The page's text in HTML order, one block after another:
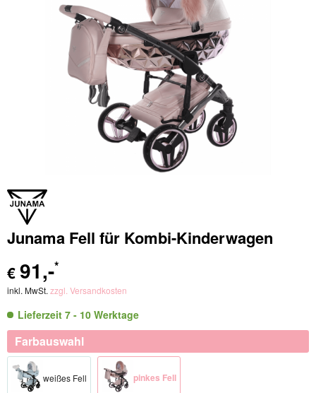
Junama Fell für Kombi-Kinderwagen
€ 91,-*
inkl. MwSt. zzgl. Versandkosten
Lieferzeit 7 - 10 Werktage
Farbauswahl
weißes Fell pinkes Fell